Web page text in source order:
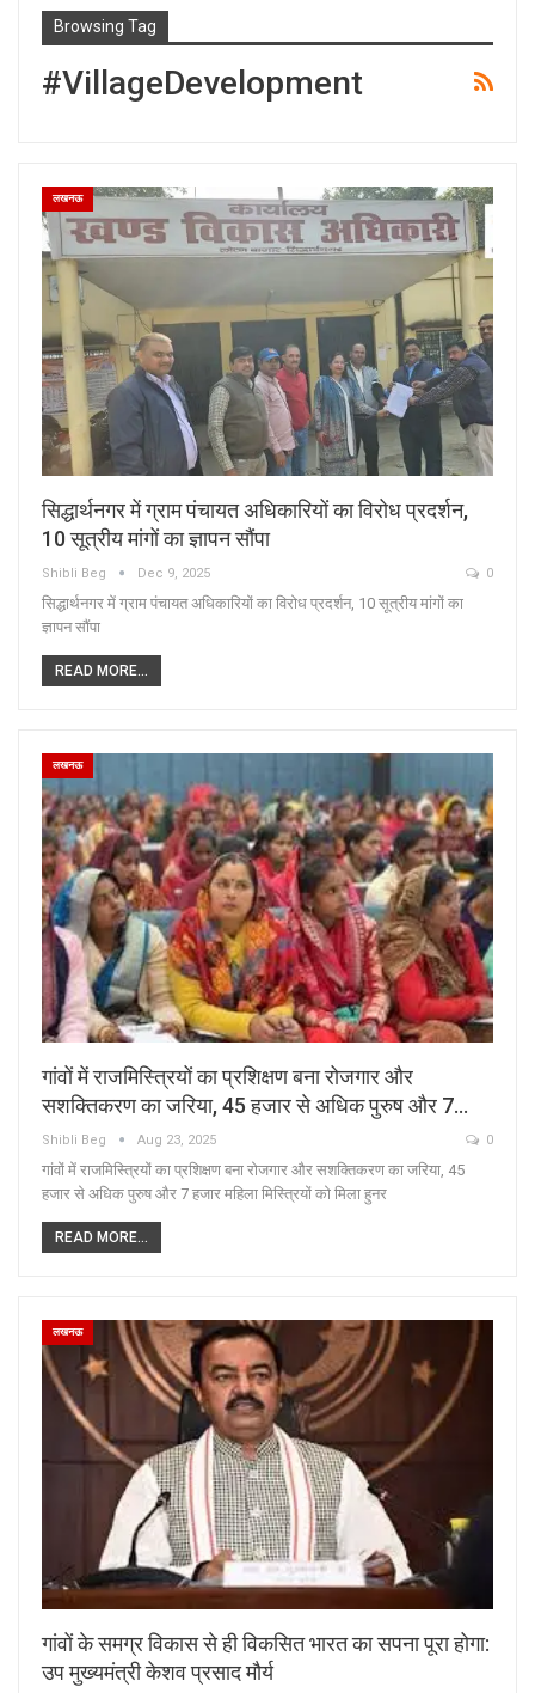
Browsing Tag
#VillageDevelopment
लखनऊ
सिद्धार्थनगर में ग्राम पंचायत अधिकारियों का विरोध प्रदर्शन,
10 सूत्रीय मांगों का ज्ञापन सौंपा
Shibli Beg Dec 9, 2025 0
सिद्धार्थनगर में ग्राम पंचायत अधिकारियों का विरोध प्रदर्शन, 10 सूत्रीय मांगों का
ज्ञापन सौंपा
READ MORE...
लखनऊ
गांवों में राजमिस्त्रियों का प्रशिक्षण बना रोजगार और
सशक्तिकरण का जरिया, 45 हजार से अधिक पुरुष और 7…
Shibli Beg Aug 23, 2025 0
गांवों में राजमिस्त्रियों का प्रशिक्षण बना रोजगार और सशक्तिकरण का जरिया, 45
हजार से अधिक पुरुष और 7 हजार महिला मिस्त्रियों को मिला हुनर
READ MORE...
लखनऊ
गांवों के समग्र विकास से ही विकसित भारत का सपना पूरा होगा:
उप मुख्यमंत्री केशव प्रसाद मौर्य